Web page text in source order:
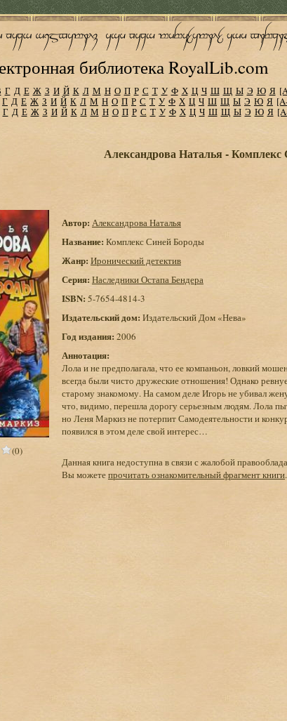
библиотека RoyalLib.com
Г Д Е Ж З И Й К Л М Н О П Р С Т У Ф Х Ц Ч Ш Щ Ы Э Ю Я
Г Д Е Ж З И Й К Л М Н О П Р С Т У Ф Х Ц Ч Ш Щ Ы Э Ю Я
Г Д Е Ж З И Й К Л М Н О П Р С Т У Ф Х Ц Ч Ш Щ Ы Э Ю Я
Александрова Наталья -
(0)
Автор: Александрова Наталья
Название: Комплекс Синей Бороды
Жанр: Иронический детектив
Серия: Наследники Остапа Бендера
ISBN:5-7654-4814-3
Издательский дом: Издательский Дом «Нева»
Год издания: 2006
Аннотация:
Лола и не предполагала, что ее компаньон, ловкий
всегда были чисто дружеские отношения! Однако
старому знакомому. На самом деле Игорь не убивал
что, видимо, перешла дорогу серьезным людям. Лола
но Леня Маркиз не потерпит Самодеятельности и
появился в этом деле свой интерес…
Данная книга недоступна в связи с жалобой
Вы можетепрочитать ознакомительный фрагмент книги.